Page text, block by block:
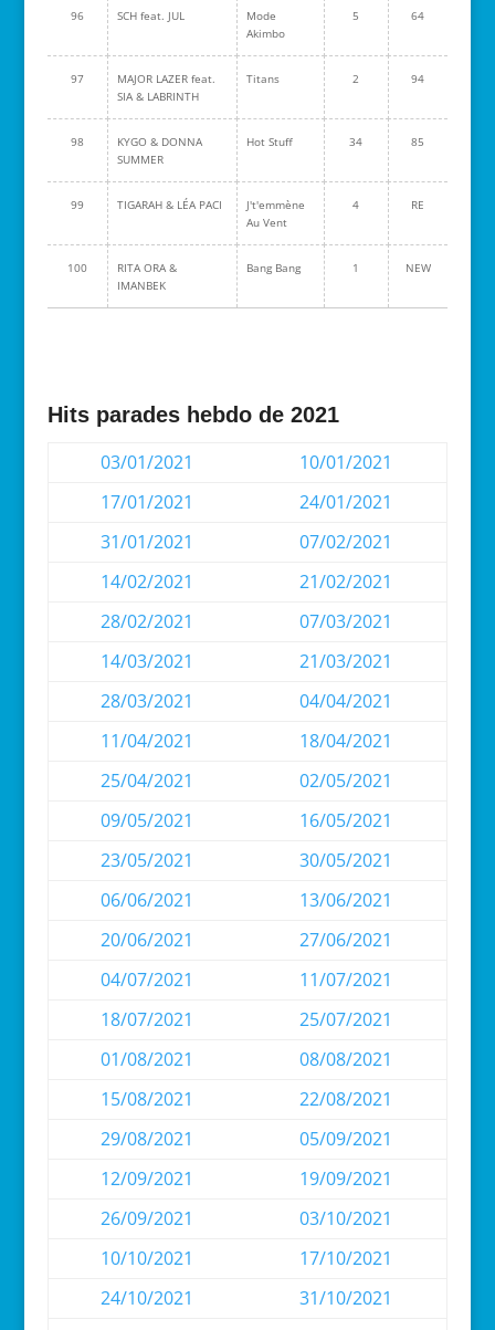
96 SCH feat. JUL
Mode
Akimbo
5 64
97
MAJOR LAZER feat.
SIA & LABRINTH
Titans 2 94
98
KYGO & DONNA
SUMMER
Hot Stuff 34 85
99 TIGARAH & LÉA PACI
J't'emmène
Au Vent
4 RE
100
RITA ORA &
IMANBEK
Bang Bang 1 NEW
Hits parades hebdo de 2021
03/01/2021
10/01/2021
17/01/2021
24/01/2021
31/01/2021
07/02/2021
14/02/2021
21/02/2021
28/02/2021
07/03/2021
14/03/2021
21/03/2021
28/03/2021
04/04/2021
11/04/2021
18/04/2021
25/04/2021
02/05/2021
09/05/2021
16/05/2021
23/05/2021
30/05/2021
06/06/2021
13/06/2021
20/06/2021
27/06/2021
04/07/2021
11/07/2021
18/07/2021
25/07/2021
01/08/2021
08/08/2021
15/08/2021
22/08/2021
29/08/2021
05/09/2021
12/09/2021
19/09/2021
26/09/2021
03/10/2021
10/10/2021
17/10/2021
24/10/2021
31/10/2021